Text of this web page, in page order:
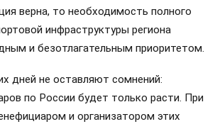
верна, то необходимость полного
инфраструктуры региона
и безотлагательным приоритетом.
дней не оставляют сомнений:
по России будет только расти. При
и организатором этих